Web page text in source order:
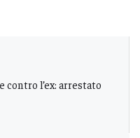
l’ex: arrestato